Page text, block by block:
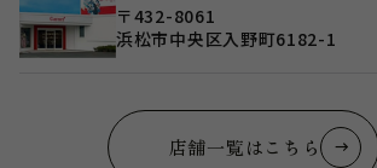
〒432-8061
浜松市中央区入野町6182-1
店舗一覧はこちら